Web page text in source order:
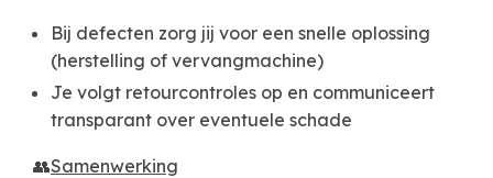
Bij defecten zorg jij voor een snelle oplossing
(herstelling of vervangmachine)
Je volgt retourcontroles op en communiceert
transparant over eventuele schade
👥Samenwerking